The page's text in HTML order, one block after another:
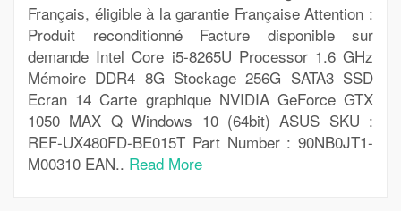
Français, éligible à la garantie Française Attention :
Produit reconditionné Facture disponible sur
demande Intel Core i5-8265U Processor 1.6 GHz
Mémoire DDR4 8G Stockage 256G SATA3 SSD
Ecran 14 Carte graphique NVIDIA GeForce GTX
1050 MAX Q Windows 10 (64bit) ASUS SKU :
REF-UX480FD-BE015T Part Number : 90NB0JT1-
M00310 EAN.. Read More